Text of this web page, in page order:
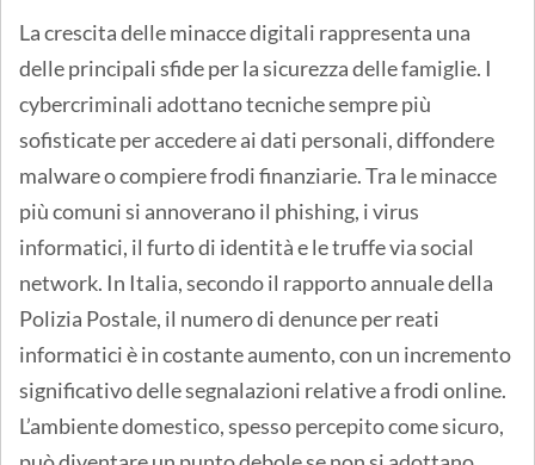
La crescita delle minacce digitali rappresenta una
delle principali sfide per la sicurezza delle famiglie. I
cybercriminali adottano tecniche sempre più
sofisticate per accedere ai dati personali, diffondere
malware o compiere frodi finanziarie. Tra le minacce
più comuni si annoverano il phishing, i virus
informatici, il furto di identità e le truffe via social
network. In Italia, secondo il rapporto annuale della
Polizia Postale, il numero di denunce per reati
informatici è in costante aumento, con un incremento
significativo delle segnalazioni relative a frodi online.
L’ambiente domestico, spesso percepito come sicuro,